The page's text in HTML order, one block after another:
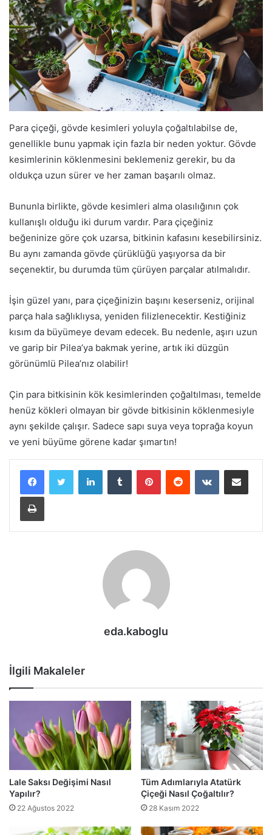
Para çiçeği, gövde kesimleri yoluyla çoğaltılabilse de,
genellikle bunu yapmak için fazla bir neden yoktur. Gövde
kesimlerinin köklenmesini beklemeniz gerekir, bu da
oldukça uzun sürer ve her zaman başarılı olmaz.
Bununla birlikte, gövde kesimleri alma olasılığının çok
kullanışlı olduğu iki durum vardır. Para çiçeğiniz
beğeninize göre çok uzarsa, bitkinin kafasını kesebilirsiniz.
Bu aynı zamanda gövde çürüklüğü yaşıyorsa da bir
seçenektir, bu durumda tüm çürüyen parçalar atılmalıdır.
İşin güzel yanı, para çiçeğinizin başını keserseniz, orijinal
parça hala sağlıklıysa, yeniden filizlenecektir. Kestiğiniz
kısım da büyümeye devam edecek. Bu nedenle, aşırı uzun
ve garip bir Pilea’ya bakmak yerine, artık iki düzgün
görünümlü Pilea’nız olabilir!
Çin para bitkisinin kök kesimlerinden çoğaltılması, temelde
henüz kökleri olmayan bir gövde bitkisinin köklenmesiyle
aynı şekilde çalışır. Sadece sapı suya veya toprağa koyun
ve yeni büyüme görene kadar şımartın!
LinkedInTumblr PinterestReddit VKontakteE-Posta ile paylaş
Yazdır
eda.kaboglu
İlgili Makaleler
Lale Saksı Değişimi Nasıl
Yapılır?
22 Ağustos 2022
Tüm Adımlarıyla Atatürk
Çiçeği Nasıl Çoğaltılır?
28 Kasım 2022